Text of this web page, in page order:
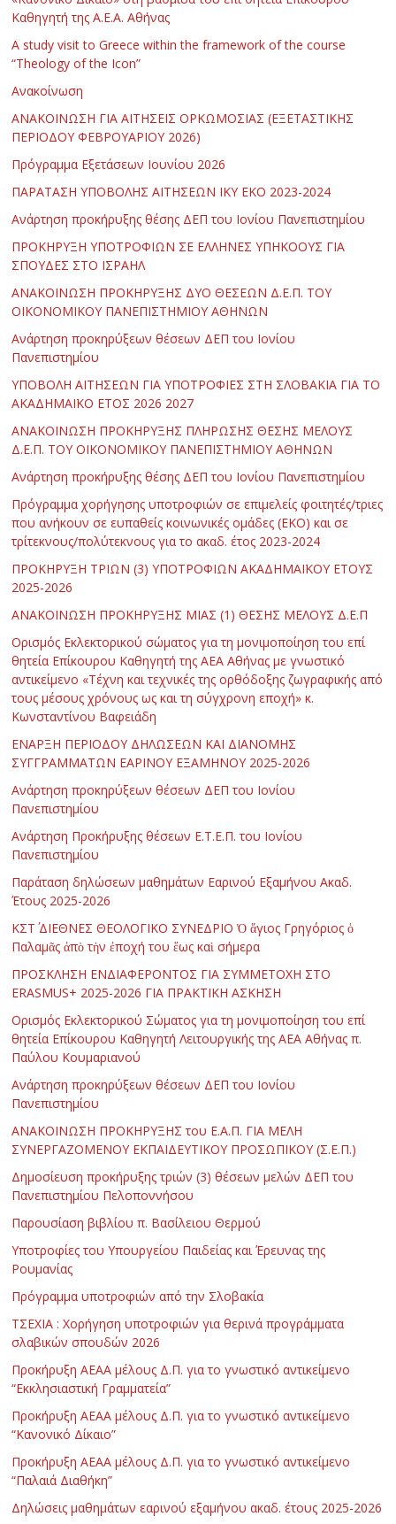
Καθηγητή της Α.Ε.Α. Αθήνας
Α study visit to Greece within the framework of the course
“Theology of the Icon”
Ανακοίνωση
ΑΝΑΚΟΙΝΩΣΗ ΓΙΑ ΑΙΤΗΣΕΙΣ ΟΡΚΩΜΟΣΙΑΣ (ΕΞΕΤΑΣΤΙΚΗΣ
ΠΕΡΙΟΔΟΥ ΦΕΒΡΟΥΑΡΙΟΥ 2026)
Πρόγραμμα Εξετάσεων Ιουνίου 2026
ΠΑΡΑΤΑΣΗ ΥΠΟΒΟΛΗΣ ΑΙΤΗΣΕΩΝ ΙΚΥ ΕΚΟ 2023-2024
Ανάρτηση προκήρυξης θέσης ΔΕΠ του Ιονίου Πανεπιστημίου
ΠΡΟΚΗΡΥΞΗ ΥΠΟΤΡΟΦΙΩΝ ΣΕ ΕΛΛΗΝΕΣ ΥΠΗΚΟΟΥΣ ΓΙΑ
ΣΠΟΥΔΕΣ ΣΤΟ ΙΣΡΑΗΛ
ΑΝΑΚΟΙΝΩΣΗ ΠΡΟΚΗΡΥΞΗΣ ΔΥΟ ΘΕΣΕΩΝ Δ.Ε.Π. ΤΟΥ
ΟΙΚΟΝΟΜΙΚΟΥ ΠΑΝΕΠΙΣΤΗΜΙΟΥ ΑΘΗΝΩΝ
Ανάρτηση προκηρύξεων θέσεων ΔΕΠ του Ιονίου
Πανεπιστημίου
ΥΠΟΒΟΛΗ ΑΙΤΗΣΕΩΝ ΓΙΑ ΥΠΟΤΡΟΦΙΕΣ ΣΤΗ ΣΛΟΒΑΚΙΑ ΓΙΑ ΤΟ
ΑΚΑΔΗΜΑΪΚΟ ΕΤΟΣ 2026 2027
ΑΝΑΚΟΙΝΩΣΗ ΠΡΟΚΗΡΥΞΗΣ ΠΛΗΡΩΣΗΣ ΘΕΣΗΣ ΜΕΛΟΥΣ
Δ.Ε.Π. ΤΟΥ ΟΙΚΟΝΟΜΙΚΟΥ ΠΑΝΕΠΙΣΤΗΜΙΟΥ ΑΘΗΝΩΝ
Ανάρτηση προκήρυξης θέσης ΔΕΠ του Ιονίου Πανεπιστημίου
Πρόγραμμα χορήγησης υποτροφιών σε επιμελείς φοιτητές/τριες
που ανήκουν σε ευπαθείς κοινωνικές ομάδες (ΕΚΟ) και σε
τρίτεκνους/πολύτεκνους για το ακαδ. έτος 2023-2024
ΠΡΟΚΗΡΥΞΗ ΤΡΙΩΝ (3) ΥΠΟΤΡΟΦΙΩΝ ΑΚΑΔΗΜΑΪΚΟΥ ΕΤΟΥΣ
2025-2026
ΑΝΑΚΟΙΝΩΣΗ ΠΡΟΚΗΡΥΞΗΣ ΜΙΑΣ (1) ΘΕΣΗΣ ΜΕΛΟΥΣ Δ.Ε.Π
Ορισμός Εκλεκτορικού σώματος για τη μονιμοποίηση του επί
θητεία Επίκουρου Καθηγητή της ΑΕΑ Αθήνας με γνωστικό
αντικείμενο «Τέχνη και τεχνικές της ορθόδοξης ζωγραφικής από
τους μέσους χρόνους ως και τη σύγχρονη εποχή» κ.
Κωνσταντίνου Βαφειάδη
ΕΝΑΡΞΗ ΠΕΡΙΟΔΟΥ ΔΗΛΩΣΕΩΝ ΚΑΙ ΔΙΑΝΟΜΗΣ
ΣΥΓΓΡΑΜΜΑΤΩΝ ΕΑΡΙΝΟΥ ΕΞΑΜΗΝΟΥ 2025-2026
Ανάρτηση προκηρύξεων θέσεων ΔΕΠ του Ιονίου
Πανεπιστημίου
Ανάρτηση Προκήρυξης θέσεων Ε.Τ.Ε.Π. του Ιονίου
Πανεπιστημίου
Παράταση δηλώσεων μαθημάτων Εαρινού Εξαμήνου Ακαδ.
Έτους 2025-2026
ΚΣΤ΄ ΔΙΕΘΝΕΣ ΘΕΟΛΟΓΙΚΟ ΣΥΝΕΔΡΙΟ Ὁ ἅγιος Γρηγόριος ὁ
Παλαμᾶς ἀπὸ τὴν ἐποχή του ἕως καὶ σήμερα
ΠΡΟΣΚΛΗΣΗ ΕΝΔΙΑΦΕΡΟΝΤΟΣ ΓΙΑ ΣΥΜΜΕΤΟΧΗ ΣΤΟ
ERASMUS+ 2025-2026 ΓΙΑ ΠΡΑΚΤΙΚΗ ΑΣΚΗΣΗ
Ορισμός Εκλεκτορικού Σώματος για τη μονιμοποίηση του επί
θητεία Επίκουρου Καθηγητή Λειτουργικής της ΑΕΑ Αθήνας π.
Παύλου Κουμαριανού
Ανάρτηση προκηρύξεων θέσεων ΔΕΠ του Ιονίου
Πανεπιστημίου
ΑΝΑΚΟΙΝΩΣΗ ΠΡΟΚΗΡΥΞΗΣ του Ε.Α.Π. ΓΙΑ ΜΕΛΗ
ΣΥΝΕΡΓΑΖΟΜΕΝΟΥ ΕΚΠΑΙΔΕΥΤΙΚΟΥ ΠΡΟΣΩΠΙΚΟΥ (Σ.Ε.Π.)
Δημοσίευση προκήρυξης τριών (3) θέσεων μελών ΔΕΠ του
Πανεπιστημίου Πελοποννήσου
Παρουσίαση βιβλίου π. Βασίλειου Θερμού
Υποτροφίες του Υπουργείου Παιδείας και Έρευνας της
Ρουμανίας
Πρόγραμμα υποτροφιών από την Σλοβακία
ΤΣΕΧΙΑ : Χορήγηση υποτροφιών για θερινά προγράμματα
σλαβικών σπουδών 2026
Προκήρυξη ΑΕΑΑ μέλους Δ.Π. για το γνωστικό αντικείμενο
“Εκκλησιαστική Γραμματεία”
Προκήρυξη ΑΕΑΑ μέλους Δ.Π. για το γνωστικό αντικείμενο
“Κανονικό Δίκαιο”
Προκήρυξη ΑΕΑΑ μέλους Δ.Π. για το γνωστικό αντικείμενο
“Παλαιά Διαθήκη”
Δηλώσεις μαθημάτων εαρινού εξαμήνου ακαδ. έτους 2025-2026